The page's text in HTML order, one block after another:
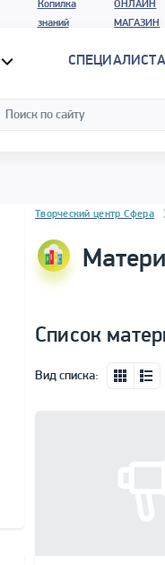
Копилка
знаний
ОНЛАЙН
МАГАЗИН
Блок новостей
Творческий центр Сфера
Список
Вид списка: